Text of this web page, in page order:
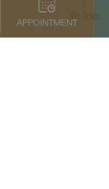
APPOINTMENT
To top